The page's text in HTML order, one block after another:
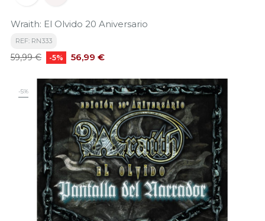
Wraith: El Olvido 20 Aniversario
REF: RN333
Precio
59,99 € -5% Precio
56,99 €
-5%